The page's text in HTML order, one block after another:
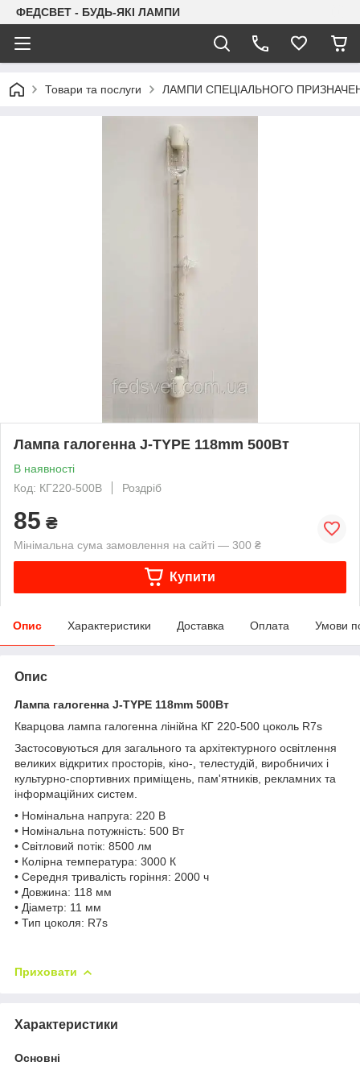
ФЕДСВЕТ - БУДЬ-ЯКІ ЛАМПИ
Товари та послуги ЛАМПИ СПЕЦІАЛЬНОГО
Лампа галогенна J-TYPE 118mm 500Вт
В наявності
Код: КГ220-500В
Роздріб
85 ₴
Мінімальна сума замовлення на сайті — 300 ₴
Купити
Опис Характеристики Доставка Оплата Умови
Опис
Лампа галогенна J-TYPE 118mm 500Вт
Кварцова лампа галогенна лінійна КГ 220-500 цоколь R7s
Застосовуються для загального та архітектурного освітлення
великих відкритих просторів, кіно-, телестудій, виробничих і
культурно-спортивних приміщень, пам'ятників, рекламних та
інформаційних систем.
• Номінальна напруга: 220 В
• Номінальна потужність: 500 Вт
• Світловий потік: 8500 лм
• Колірна температура: 3000 К
• Середня тривалість горіння: 2000 ч
• Довжина: 118 мм
• Діаметр: 11 мм
• Тип цоколя: R7s
Приховати
Характеристики
Основні